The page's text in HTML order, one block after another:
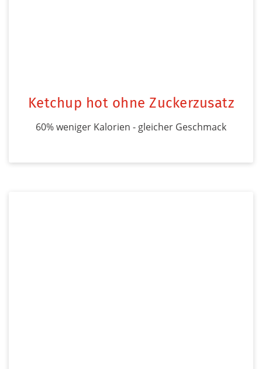
Ketchup hot ohne Zuckerzusatz
60% weniger Kalorien - gleicher Geschmack